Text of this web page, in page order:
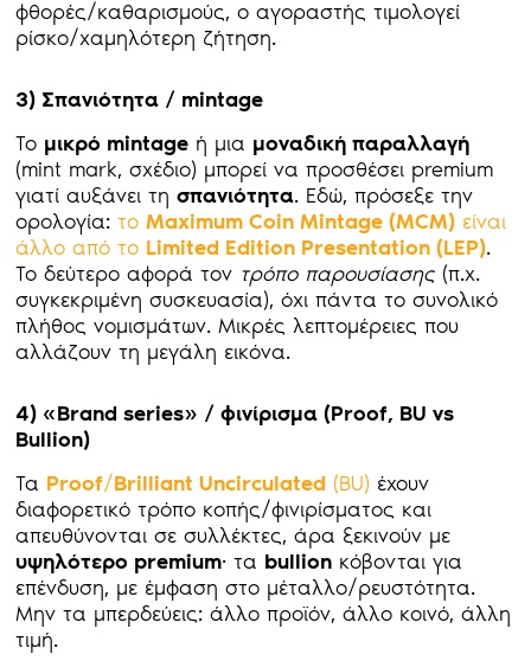
φθορές/καθαρισμούς, ο αγοραστής τιμολογεί
ρίσκο/χαμηλότερη ζήτηση.
3) Σπανιότητα / mintage
Το μικρό mintage ή μια μοναδική παραλλαγή
(mint mark, σχέδιο) μπορεί να προσθέσει premium
γιατί αυξάνει τησπανιότητα. Εδώ, πρόσεξε την
ορολογία:τοMaximum Coin Mintage (MCM) είναι
άλλο από το Limited Edition Presentation (LEP).
Το δεύτερο αφορά τον τρόπο παρουσίασης (π.χ.
συγκεκριμένη συσκευασία), όχι πάντα το συνολικό
πλήθος νομισμάτων. Μικρές λεπτομέρειες που
αλλάζουν τη μεγάλη εικόνα.
4) «Brand series» / φινίρισμα (Proof, BU vs
Bullion)
Τα Proof/Brilliant Uncirculated (BU) έχουν
διαφορετικό τρόπο κοπής/φινιρίσματος και
απευθύνονται σε συλλέκτες, άρα ξεκινούν με
υψηλότερο premium· τα bullion κόβονται για
επένδυση, με έμφαση στο μέταλλο/ρευστότητα.
Μην τα μπερδεύεις: άλλο προϊόν, άλλο κοινό, άλλη
τιμή.